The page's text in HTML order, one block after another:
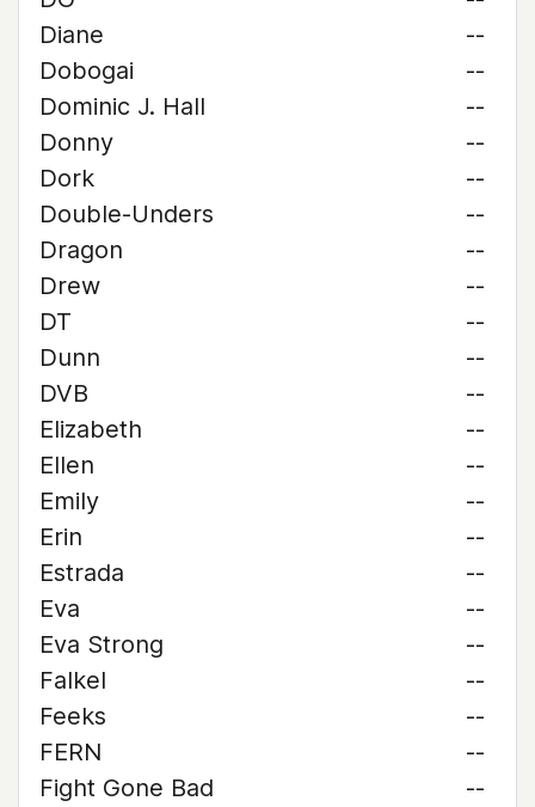
Diane
--
Dobogai
--
Dominic J. Hall
--
Donny
--
Dork
--
Double-Unders
--
Dragon
--
Drew
--
DT
--
Dunn
--
DVB
--
Elizabeth
--
Ellen
--
Emily
--
Erin
--
Estrada
--
Eva
--
Eva Strong
--
Falkel
--
Feeks
--
FERN
--
Fight Gone Bad
--